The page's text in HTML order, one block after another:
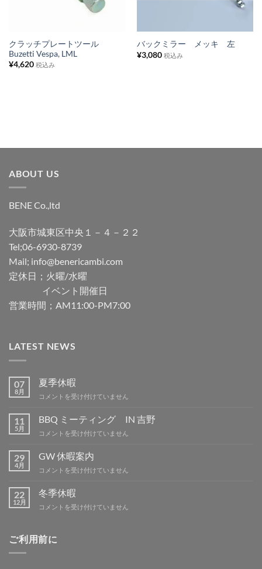
り
クラッチプレートツール
Buzetti Vespa, LML
¥4,620 税込み
ス
バックミラー メッキ 左
¥3,080 税込み
ABOUT US
BENE Co.,ltd
大阪市城東区中央１－４－２２
Tel;06-6930-8739
Mail; info@benericambi.com
定休日；火曜/水曜
イベント開催日
営業時間；AM11:00-PM7:00
LATEST NEWS
07
8月
夏季休暇
夏
休
暇
は
コメントを受け付けていません
11
5月
BBQ ミーティング IN 吉野
BBQ
ー
テ
ィ
グ
吉
コメントを受け付けていません
29
4月
GW 休暇案内
GW
暇
案
内
コメントを受け付けていません
22
12月
冬季休暇
冬
暇
は
コメントを受け付けていません
ご利用前に